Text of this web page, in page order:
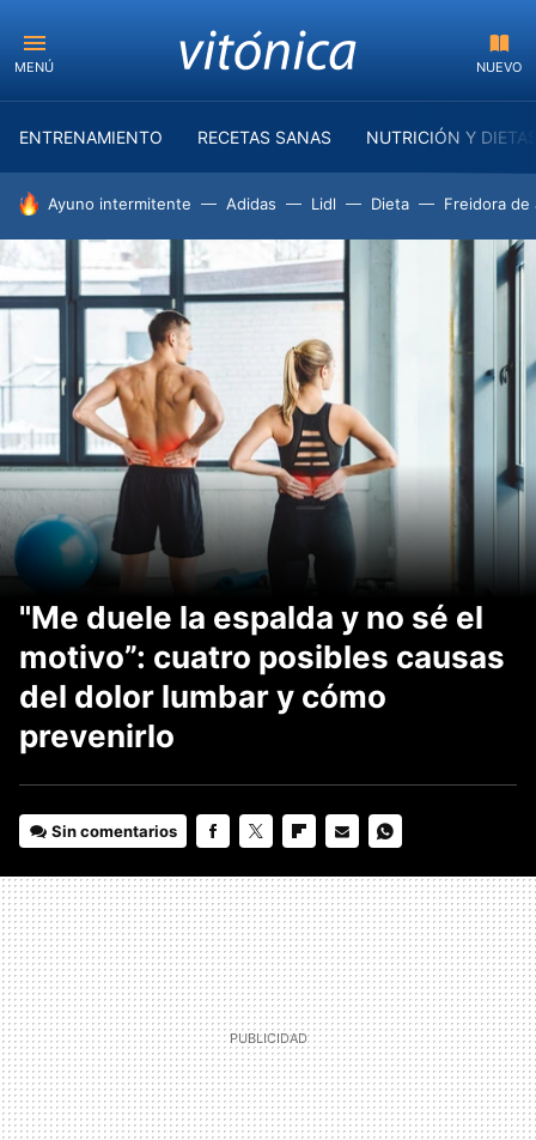
MENÚ NUEVO
ENTRENAMIENTO RECETAS SANAS NUTRICIÓN Y
HOY SE HABLA DE
Ayuno intermitente Adidas Lidl Dieta Freidora de
"Me duele la espalda y no sé el
motivo”: cuatro posibles causas
del dolor lumbar y cómo
prevenirlo
Sin comentarios
MAIL